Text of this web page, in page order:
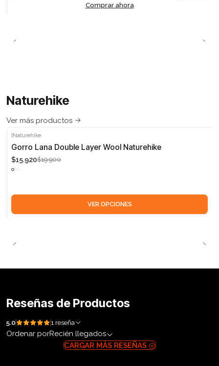
Comprar ahora
Naturehike
Ver más productos
-20%
Naturehike
Gorro Lana Double Layer Wool Naturehike
$15.920$19.900
VER OPCIONES
Reseñas de Productos
5.0 1 reseña
Ordenar porRecién llegados
CARGAR MÁS RESEÑAS